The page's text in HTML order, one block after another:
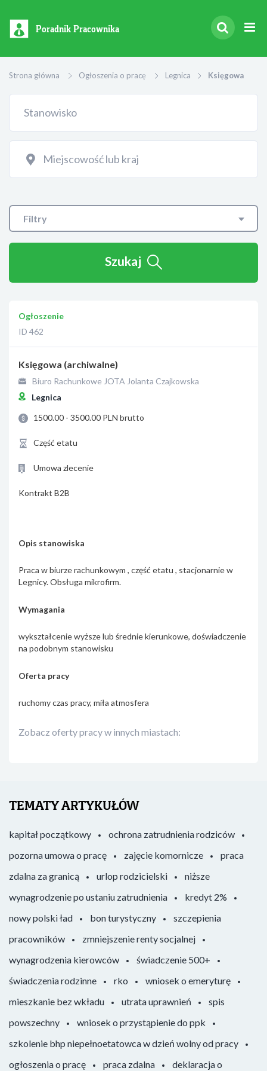
Poradnik Pracownika
Strona główna Ogłoszenia o pracę Legnica Księgowa
Filtry
Szukaj
Ogłoszenie
ID 462
Księgowa (archiwalne)
Biuro Rachunkowe JOTA Jolanta Czajkowska
Legnica
1500.00 - 3500.00 PLN brutto
Część etatu
Umowa zlecenie
Kontrakt B2B
Opis stanowiska
Praca w biurze rachunkowym , część etatu , stacjonarnie w
Legnicy. Obsługa mikrofirm.
Wymagania
wykształcenie wyższe lub średnie kierunkowe, doświadczenie
na podobnym stanowisku
Oferta pracy
ruchomy czas pracy, miła atmosfera
Zobacz oferty pracy w innych miastach:
TEMATY ARTYKUŁÓW
kapitał początkowy
ochrona zatrudnienia rodziców
pozorna umowa o pracę
zajęcie komornicze
praca
zdalna za granicą
urlop rodzicielski
niższe
wynagrodzenie po ustaniu zatrudnienia
kredyt 2%
nowy polski ład
bon turystyczny
szczepienia
pracowników
zmniejszenie renty socjalnej
wynagrodzenia kierowców
świadczenie 500+
świadczenia rodzinne
rko
wniosek o emeryturę
mieszkanie bez wkładu
utrata uprawnień
spis
powszechny
wniosek o przystąpienie do ppk
szkolenie bhp niepełnoetatowca w dzień wolny od pracy
ogłoszenia o pracę
praca zdalna deklaracja o